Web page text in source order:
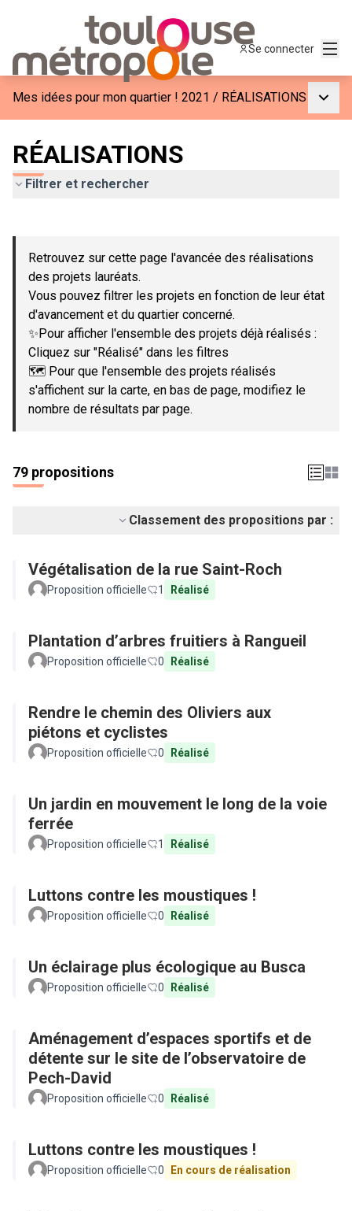
Se connecter
Mes idées pour mon quartier ! 2021 / RÉALISATIONS
RÉALISATIONS
Filtrer et rechercher
−
Retrouvez sur cette page l'avancée des réalisations
des projets lauréats.
Vous pouvez filtrer les projets en fonction de leur état
d'avancement et du quartier concerné.
✨Pour afficher l'ensemble des projets déjà réalisés :
Cliquez sur "Réalisé" dans les filtres
🗺️ Pour que l'ensemble des projets réalisés
s'affichent sur la carte, en bas de page, modifiez le
nombre de résultats par page.
79 propositions
Classement des propositions par :
Végétalisation de la rue Saint-Roch
Proposition officielle 1 Réalisé
Plantation d’arbres fruitiers à Rangueil
Proposition officielle 0 Réalisé
Rendre le chemin des Oliviers aux
piétons et cyclistes
Proposition officielle 0 Réalisé
Un jardin en mouvement le long de la voie
ferrée
Proposition officielle 1 Réalisé
Luttons contre les moustiques !
Proposition officielle 0 Réalisé
Un éclairage plus écologique au Busca
Proposition officielle 0 Réalisé
Aménagement d’espaces sportifs et de
détente sur le site de l’observatoire de
Pech-David
Proposition officielle 0 Réalisé
Luttons contre les moustiques !
Proposition officielle 0 En cours de réalisation